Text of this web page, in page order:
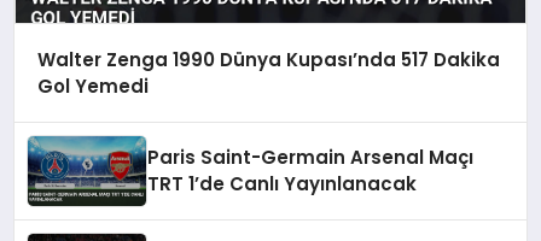
Walter Zenga 1990 Dünya Kupası’nda 517 Dakika
Gol Yemedi
Paris Saint-Germain Arsenal Maçı
TRT 1’de Canlı Yayınlanacak